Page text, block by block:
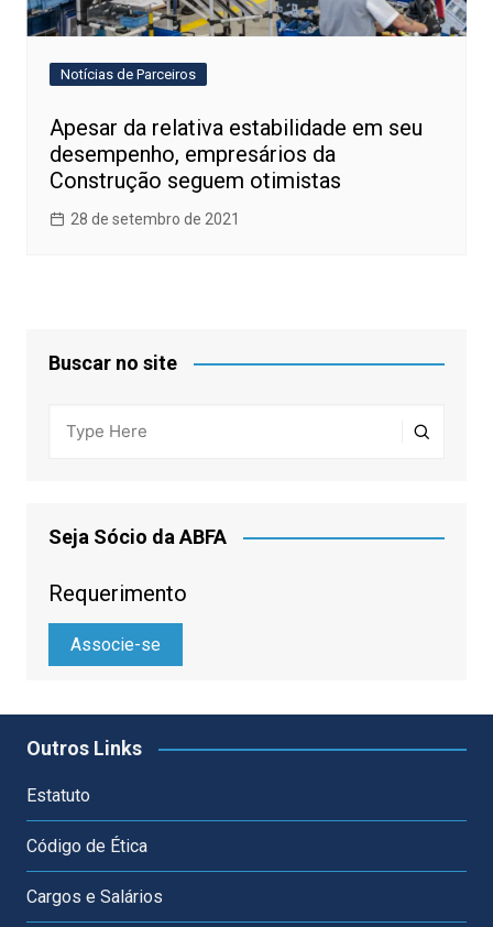
Notícias de Parceiros
Apesar da relativa estabilidade em seu
desempenho, empresários da
Construção seguem otimistas
28 de setembro de 2021
Buscar no site
Seja Sócio da ABFA
Requerimento
Associe-se
Outros Links
Estatuto
Código de Ética
Cargos e Salários